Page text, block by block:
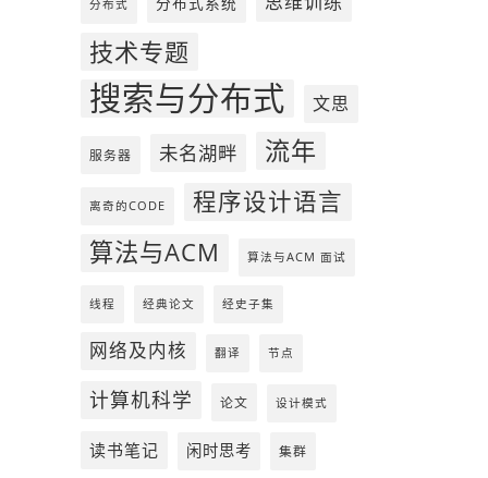
分布式
技术专题
搜索与分布式 文思
服务器 未名湖畔 流年
离奇的CODE 程序设计语言
算法与ACM 算法与ACM 面试
线程 经典论文 经史子集
网络及内核 翻译 节点
计算机科学 论文 设计模式
读书笔记 闲时思考 集群